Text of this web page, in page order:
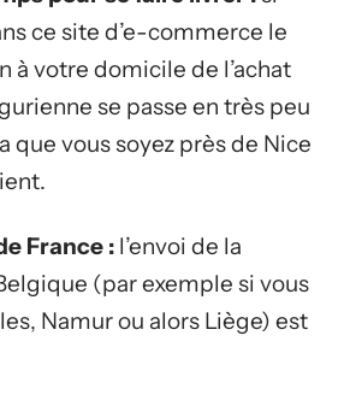
ce site d’e-commerce le
à votre domicile de l’achat
se passe en très peu
que vous soyez près de Nice
France : l’envoi de la
(par exemple si vous
Namur ou alors Liège) est